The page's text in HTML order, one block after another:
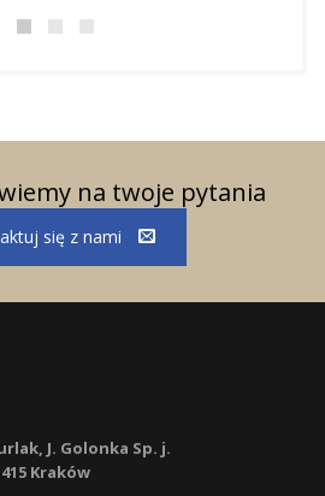
na twoje pytania
się z nami
J. Golonka Sp. j.
Kraków